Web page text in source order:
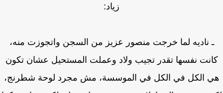
زياد:
ـ ناديه لما خرجت منصور عزيز من السجن واتجوزت منه،
نفسها تقدر تجيب ولاد وعملت المستحيل عشان تكون
الكل في الكل في الموسسة، مش مجرد لوحة شطرنج،